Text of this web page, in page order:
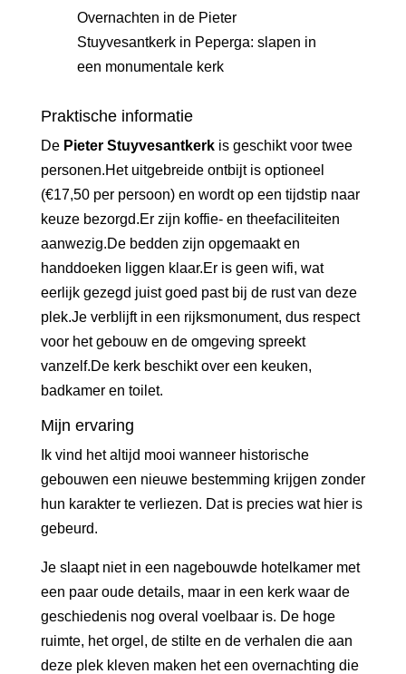
Praktische informatie
DePieter Stuyvesantkerkis geschikt voor twee
personen.Het uitgebreide ontbijt is optioneel
(€17,50 per persoon) en wordt op een tijdstip naar
keuze bezorgd.Er zijn koffie- en theefaciliteiten
aanwezig.De bedden zijn opgemaakt en
handdoeken liggen klaar.Er is geen wifi, wat
eerlijk gezegd juist goed past bij de rust van deze
plek.Je verblijft in een rijksmonument, dus respect
voor het gebouw en de omgeving spreekt
vanzelf.De kerk beschikt over een keuken,
badkamer en toilet.
Mijn ervaring
Ik vind het altijd mooi wanneer historische
gebouwen een nieuwe bestemming krijgen zonder
hun karakter te verliezen. Dat is precies wat hier is
gebeurd.
Je slaapt niet in een nagebouwde hotelkamer met
een paar oude details, maar in een kerk waar de
geschiedenis nog overal voelbaar is. De hoge
ruimte, het orgel, de stilte en de verhalen die aan
deze plek kleven maken het een overnachting die